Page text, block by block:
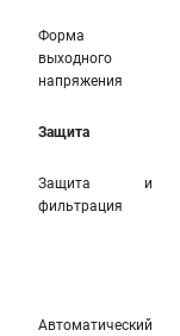
Форма
выходного
напряжения
Защита
Защита и
фильтрация
Автоматический